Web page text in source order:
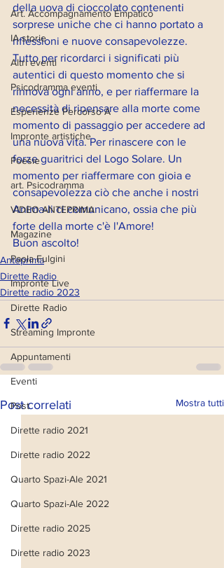
Art. Accompagnamento Empatico
IA storie
Altri eventi
Psicodramma eventi
Esperienze Percorso A
Impronte artistiche
Poesie
art. Psicodramma
VIDEO ANTEPRIMA
Magazine
Paola Fulgini
Impronte Live
Dirette Radio
Streaming Impronte
Appuntamenti
Eventi
Post
Dirette radio 2021
Dirette radio 2022
Quarto Spazi-Ale 2021
Quarto Spazi-Ale 2022
Dirette radio 2025
Dirette radio 2023
della uova di cioccolato contenenti
sorprese uniche che ci hanno portato a
riflessioni e nuove consapevolezze.
Tutto per ricordarci i significati più
autentici di questo momento che si
rinnova ogni anno, e per riaffermare la
necessità di ripensare alla morte come
momento di passaggio per accedere ad
una nuova vita. Per rinascere con le
forze guaritrici del Logo Solare. Un
momento per riaffermare con gioia e
consapevolezza ciò che anche i nostri
Anima-li ci comunicano, ossia che più
forte della morte c'è l'Amore!
Buon ascolto!
Anteprima
Dirette Radio
Dirette radio 2023
Post correlati Mostra tutti